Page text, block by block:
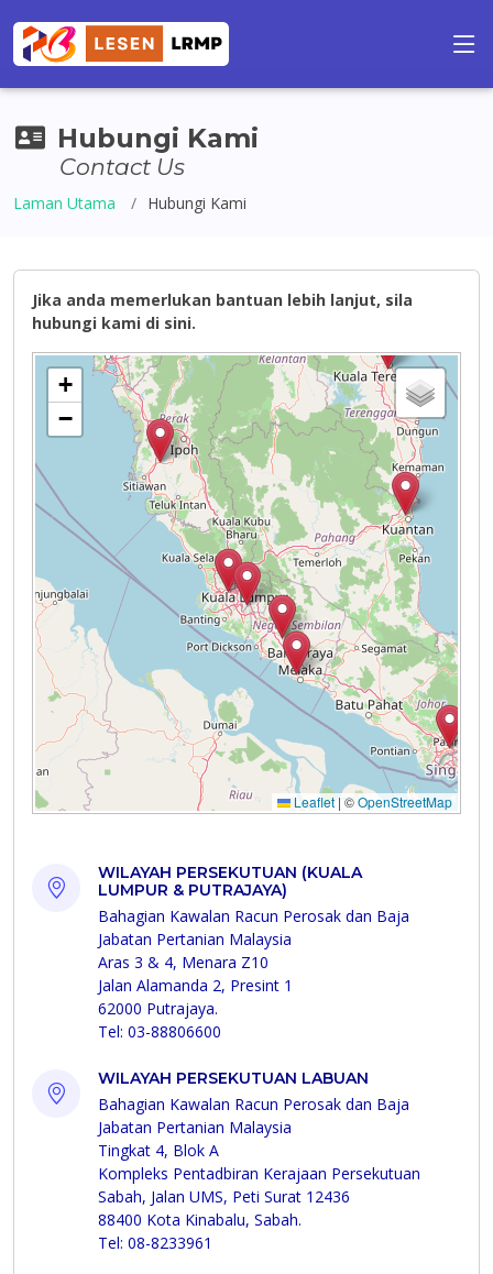
Hubungi Kami
Contact Us
Laman Utama Hubungi Kami
Jika anda memerlukan bantuan lebih lanjut, sila
hubungi kami di sini.
WILAYAH PERSEKUTUAN (KUALA
LUMPUR & PUTRAJAYA)
Bahagian Kawalan Racun Perosak dan Baja
Jabatan Pertanian Malaysia
Aras 3 & 4, Menara Z10
Jalan Alamanda 2, Presint 1
62000 Putrajaya.
Tel: 03-88806600
WILAYAH PERSEKUTUAN LABUAN
Bahagian Kawalan Racun Perosak dan Baja
Jabatan Pertanian Malaysia
Tingkat 4, Blok A
Kompleks Pentadbiran Kerajaan Persekutuan
Sabah, Jalan UMS, Peti Surat 12436
88400 Kota Kinabalu, Sabah.
Tel: 08-8233961